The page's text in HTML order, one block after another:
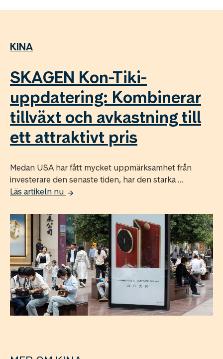
KINA
SKAGEN Kon-Tiki-
uppdatering: Kombinerar
tillväxt och avkastning till
ett attraktivt pris
Medan USA har fått mycket uppmärksamhet från
investerare den senaste tiden, har den starka ...
Läs artikeln nu